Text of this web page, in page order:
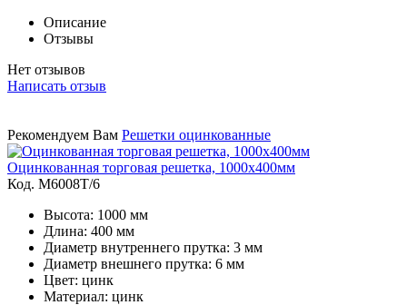
Описание
Отзывы
Нет отзывов
Написать отзыв
Рекомендуем Вам Решетки оцинкованные
Оцинкованная торговая решетка, 1000х400мм
Код. M6008Т/6
Высота: 1000 мм
Длина: 400 мм
Диаметр внутреннего прутка: 3 мм
Диаметр внешнего прутка: 6 мм
Цвет: цинк
Материал: цинк